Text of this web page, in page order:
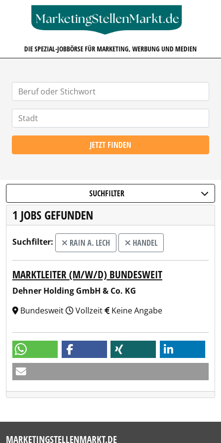
DIE SPEZIAL-JOBBÖRSE FÜR MARKETING, WERBUNG UND MEDIEN
JETZT FINDEN
SUCHFILTER
1 JOBS GEFUNDEN
Suchfilter: RAIN A. LECH HANDEL
MARKTLEITER (M/W/D) BUNDESWEIT
Dehner Holding GmbH & Co. KG
Bundesweit
Vollzeit Keine Angabe
MARKETINGSTELLENMARKT.DE